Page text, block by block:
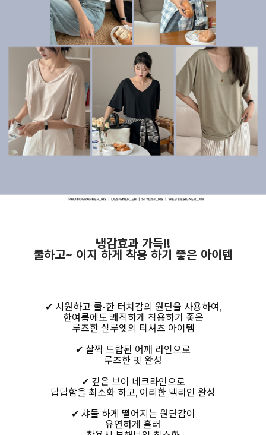
냉감효과 가득!!
쿨하고~ 이지 하게 착용 하기 좋은 아이템
✔ 시원하고 쿨-한 터치감의 원단을 사용하여,
한여름에도 쾌적하게 착용하기 좋은
루즈한 실루엣의 티셔츠 아이템
✔ 살짝 드랍된 어깨 라인으로
루즈한 핏 완성
✔ 깊은 브이 네크라인으로
답답함을 최소화 하고, 여리한 넥라인 완성
✔ 챠들 하게 떨어지는 원단감이
유연하게 흘러